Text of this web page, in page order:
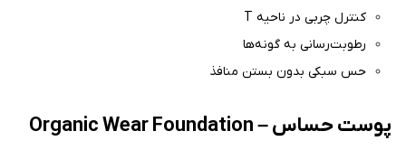
کنترل چربی در ناحیه T
رطوبت‌رسانی به گونه‌ها
حس سبکی بدون بستن منافذ
پوست حساس – Organic Wear Foundation